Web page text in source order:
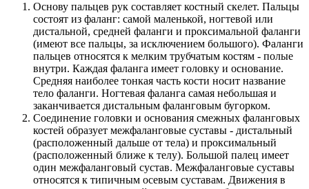
Основу пальцев рук составляет костный скелет. Пальцы
состоят из фаланг: самой маленькой, ногтевой или
дистальной, средней фаланги и проксимальной фаланги
(имеют все пальцы, за исключением большого). Фаланги
пальцев относятся к мелким трубчатым костям - полые
внутри. Каждая фаланга имеет головку и основание.
Средняя наиболее тонкая часть кости носит название
тело фаланги. Ногтевая фаланга самая небольшая и
заканчивается дистальным фаланговым бугорком.
Соединение головки и основания смежных фаланговых
костей образует межфаланговые суставы - дистальный
(расположенный дальше от тела) и проксимальный
(расположенный ближе к телу). Большой палец имеет
один межфаланговый сустав. Межфаланговые суставы
относятся к типичным осевым суставам. Движения в